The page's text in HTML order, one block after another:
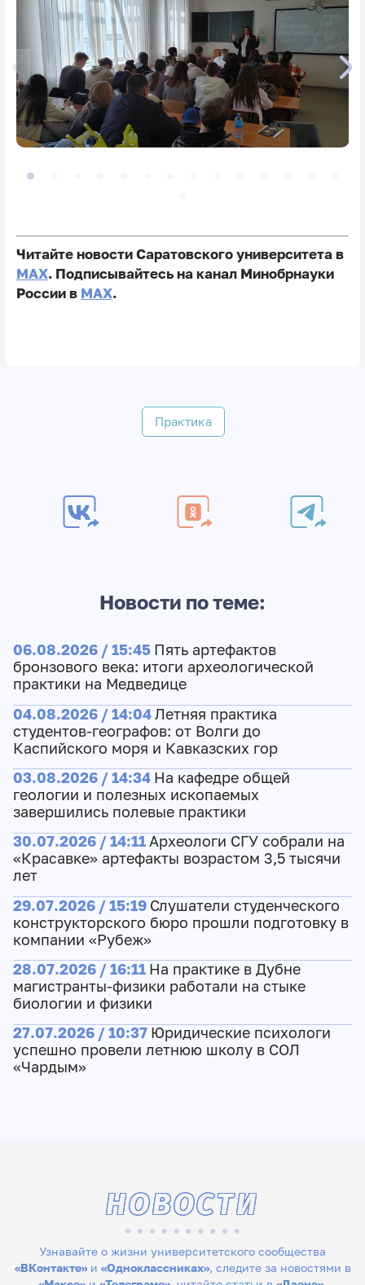
Читайте новости Саратовского университета в
MAX. Подписывайтесь на канал Минобрнауки
России в MAX.
Практика
Новости по теме:
06.08.2026 / 15:45 Пять артефактов
бронзового века: итоги археологической
практики на Медведице
04.08.2026 / 14:04Летняя практика
студентов-географов: от Волги до
Каспийского моря и Кавказских гор
03.08.2026 / 14:34 На кафедре общей
геологии и полезных ископаемых
завершились полевые практики
30.07.2026 / 14:11Археологи СГУ собрали на
«Красавке» артефакты возрастом 3,5 тысячи
лет
29.07.2026 / 15:19 Слушатели студенческого
конструкторского бюро прошли подготовку в
компании «Рубеж»
28.07.2026 / 16:11 На практике в Дубне
магистранты-физики работали на стыке
биологии и физики
27.07.2026 / 10:37 Юридические психологи
успешно провели летнюю школу в СОЛ
«Чардым»
Узнавайте о жизни университетского сообщества
«ВКонтакте»и «Одноклассниках», следите за новостями в
НОВОСТИ